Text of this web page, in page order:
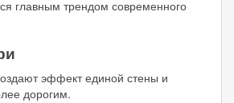
главным трендом современного
эффект единой стены и
дорогим.